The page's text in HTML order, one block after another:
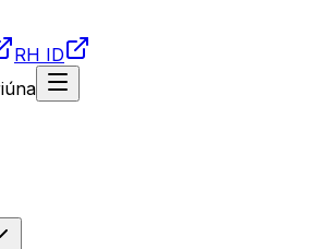
RH ID